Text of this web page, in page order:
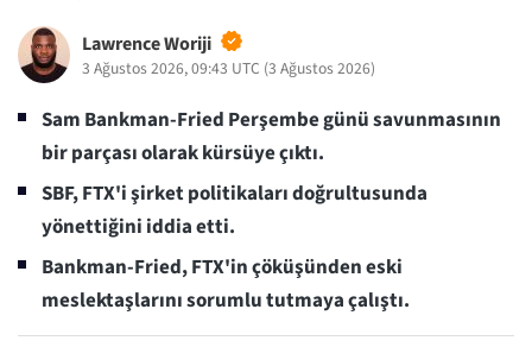
Lawrence Woriji
3 Ağustos 2026, 09:43 UTC (3 Ağustos 2026)
Sam Bankman-Fried Perşembe günü savunmasının
bir parçası olarak kürsüye çıktı.
SBF, FTX'i şirket politikaları doğrultusunda
yönettiğini iddia etti.
Bankman-Fried, FTX'in çöküşünden eski
meslektaşlarını sorumlu tutmaya çalıştı.